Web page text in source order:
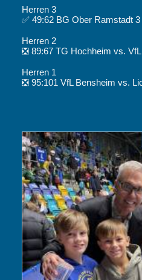
Herren 3
✅ 49:62 BG Ober Ramstadt
Herren 2
❎ 89:67 TG Hochheim vs.
Herren 1
❎ 95:101 VfL Bensheim vs.